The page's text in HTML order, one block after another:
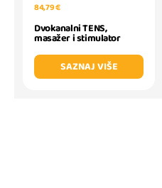
84,79 €
Dvokanalni TENS,
masažer i stimulator
SAZNAJ VIŠE